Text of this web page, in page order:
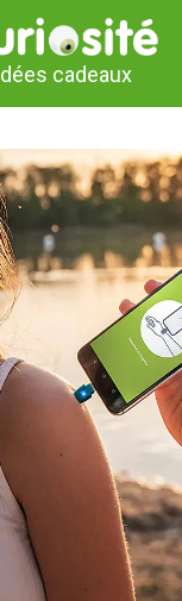
cadeaux